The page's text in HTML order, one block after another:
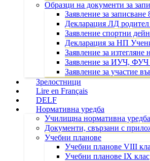
Образци на документи за
Заявление за записване
Декларация ЛД родител
Заявление спортни
Декларация за НП
Заявление за
Заявление за ИУЧ,
Заявление за участие
Зрелостници
Lire en Français
DELF
Нормативна уредба
Училищна нормативна уредба
Документи, свързани с
Учебни планове
Учебни планове VIII
Учебни планове IX клас